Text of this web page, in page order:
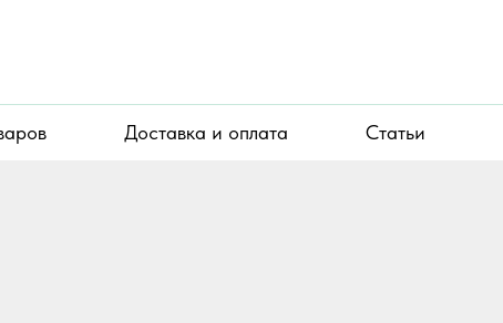
Доставка и оплата Статьи